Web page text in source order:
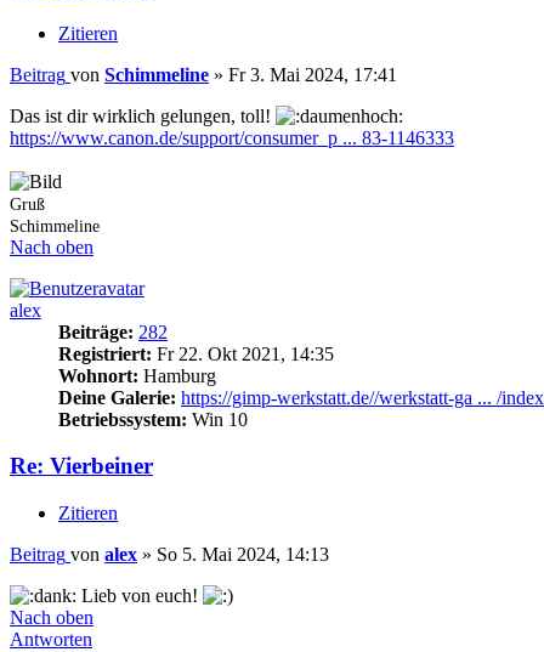
Zitieren
Beitrag von Schimmeline » Fr 3. Mai 2024, 17:41
Das ist dir wirklich gelungen, toll!
https://www.canon.de/support/consumer_p ... 83-1146333
Gruß
Schimmeline
Nach oben
alex
Beiträge: 282
Registriert: Fr 22. Okt 2021, 14:35
Wohnort: Hamburg
Deine Galerie: https://gimp-werkstatt.de//werkstatt-ga ... /
Betriebssystem: Win 10
Re: Vierbeiner
Zitieren
Beitrag von alex » So 5. Mai 2024, 14:13
Lieb von euch!
Nach oben
Antworten